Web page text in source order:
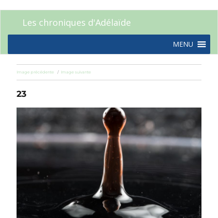
Les chroniques d'Adélaïde
MENU
Image précédente Image suivante
23